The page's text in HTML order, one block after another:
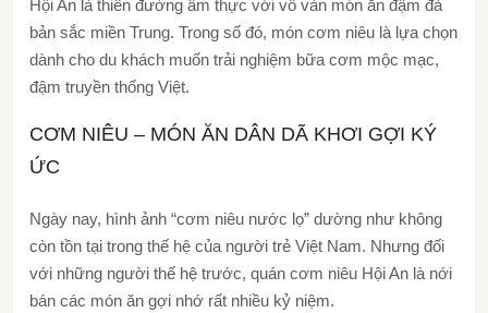
Hội An là thiên đường ẩm thực với vô vàn món ăn đậm đà
bản sắc miền Trung. Trong số đó, món cơm niêu là lựa chọn
dành cho du khách muốn trải nghiệm bữa cơm mộc mạc,
đậm truyền thống Việt.
CƠM NIÊU – MÓN ĂN DÂN DÃ KHƠI GỢI KÝ
ỨC
Ngày nay, hình ảnh “cơm niêu nước lọ” dường như không
còn tồn tại trong thế hệ của người trẻ Việt Nam. Nhưng đối
với những người thế hệ trước, quán cơm niêu Hội An là nới
bán các món ăn gợi nhớ rất nhiều kỷ niệm.